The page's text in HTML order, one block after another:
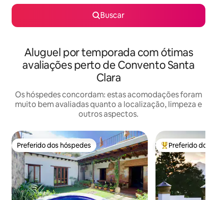
Buscar
Aluguel por temporada com ótimas
avaliações perto de Convento Santa
Clara
Os hóspedes concordam: estas acomodações foram
muito bem avaliadas quanto a localização, limpeza e
outros aspectos.
Preferido dos hóspedes
Preferido dos hóspedes Entre os
Preferido dos